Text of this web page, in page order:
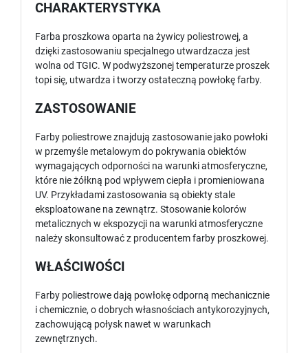
CHARAKTERYSTYKA
Farba proszkowa oparta na żywicy poliestrowej, a
dzięki zastosowaniu specjalnego utwardzacza jest
wolna od TGIC. W podwyższonej temperaturze proszek
topi się, utwardza i tworzy ostateczną powłokę farby.
ZASTOSOWANIE
Farby poliestrowe znajdują zastosowanie jako powłoki
w przemyśle metalowym do pokrywania obiektów
wymagających odporności na warunki atmosferyczne,
które nie żółkną pod wpływem ciepła i promieniowana
UV. Przykładami zastosowania są obiekty stale
eksploatowane na zewnątrz. Stosowanie kolorów
metalicznych w ekspozycji na warunki atmosferyczne
należy skonsultować z producentem farby proszkowej.
WŁAŚCIWOŚCI
Farby poliestrowe dają powłokę odporną mechanicznie
i chemicznie, o dobrych własnościach antykorozyjnych,
zachowującą połysk nawet w warunkach
zewnętrznych.